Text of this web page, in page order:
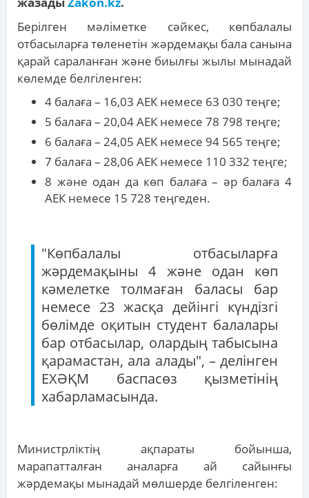
Берілген мәліметке сәйкес, көпбалалы
отбасыларға төленетін жәрдемақы бала санына
қарай сараланған және биылғы жылы мынадай
көлемде белгіленген:
4 балаға – 16,03 АЕК немесе 63 030 теңге;
5 балаға – 20,04 АЕК немесе 78 798 теңге;
6 балаға – 24,05 АЕК немесе 94 565 теңге;
7 балаға – 28,06 АЕК немесе 110 332 теңге;
8 және одан да көп балаға – әр балаға 4
АЕК немесе 15 728 теңгеден.
"Көпбалалы отбасыларға
жәрдемақыны 4 және одан көп
кәмелетке толмаған баласы бар
немесе 23 жасқа дейінгі күндізгі
бөлімде оқитын студент балалары
бар отбасылар, олардың табысына
қарамастан, ала алады", – делінген
ЕХӘҚМ баспасөз қызметінің
хабарламасында.
Министрліктің ақпараты бойынша,
марапатталған аналарға ай сайынғы
жәрдемақы мынадай мөлшерде белгіленген: